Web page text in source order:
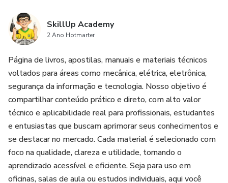
construídas as principais portas lógicas utilizadas em
computação e eletrônica digital, incluindo NOT, AND, OR,
NAND, NOR e XOR.
Também são abordados temas importantes como álgebra
de Boole, tabelas-verdade, mapas de Karnaugh, circuitos
combinacionais, registradores e flip-flops, permitindo
compreender como circuitos digitais armazenam dados e
executam operações lógicas em sistemas computacionais.
digitais na prática, estudar eletrônica digital ou desenvolver
projetos baseados em lógica digital e sistemas
SkillUp Academy
2 Ano Hotmarter
Página de livros, apostilas, manuais e materiais técnicos
voltados para áreas como mecânica, elétrica, eletrônica,
segurança da informação e tecnologia. Nosso objetivo é
compartilhar conteúdo prático e direto, com alto valor
técnico e aplicabilidade real para profissionais, estudantes
e entusiastas que buscam aprimorar seus conhecimentos e
se destacar no mercado. Cada material é selecionado com
foco na qualidade, clareza e utilidade, tornando o
aprendizado acessível e eficiente. Seja para uso em
oficinas, salas de aula ou estudos individuais, aqui você